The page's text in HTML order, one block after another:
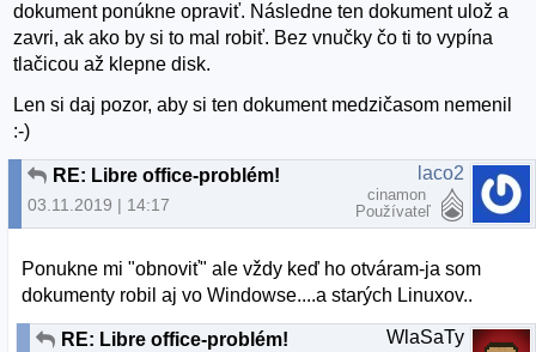
dokument ponúkne opraviť. Následne ten dokument ulož a
zavri, ak ako by si to mal robiť. Bez vnučky čo ti to vypína
tlačicou až klepne disk.
Len si daj pozor, aby si ten dokument medzičasom nemenil
:-)
RE: Libre office-problém!
03.11.2019 | 14:17
laco2
cinamon
Používateľ
Ponukne mi "obnoviť" ale vždy keď ho otváram-ja som
dokumenty robil aj vo Windowse....a starých Linuxov..
RE: Libre office-problém! WlaSaTy